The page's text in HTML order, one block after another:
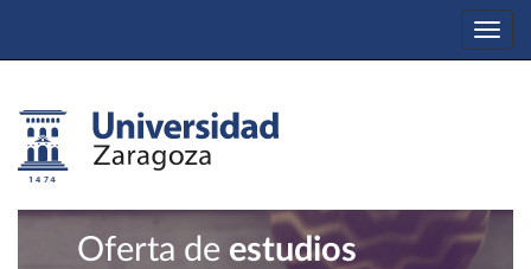
Oferta de estudios